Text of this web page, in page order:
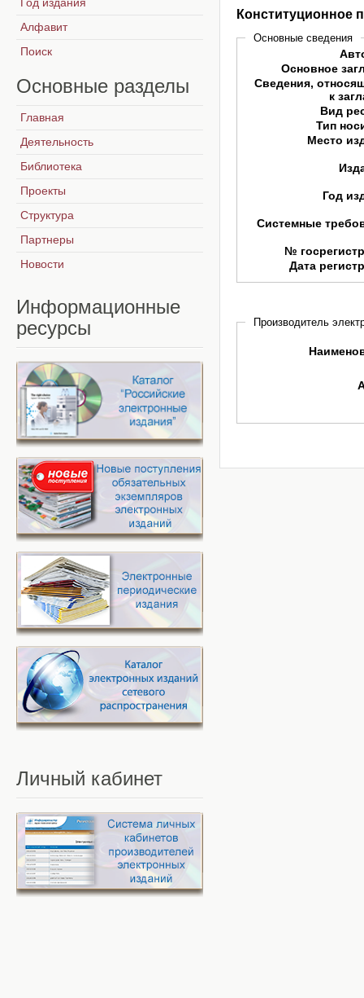
Конституционное
Основные сведения
Основное
Сведения,
к
Вид
Тип
Место
Год
Системные
№
Дата
Производитель
Год издания
Алфавит
Поиск
Основные разделы
Главная
Деятельность
Библиотека
Проекты
Структура
Партнеры
Новости
Информационные
ресурсы
Личный кабинет